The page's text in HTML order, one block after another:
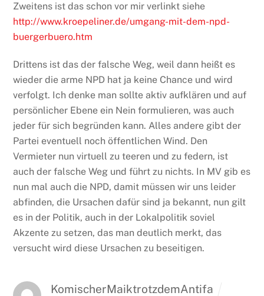
Zweitens ist das schon vor mir verlinkt siehe
http://www.kroepeliner.de/umgang-mit-dem-npd-
buergerbuero.htm
Drittens ist das der falsche Weg, weil dann heißt es
wieder die arme NPD hat ja keine Chance und wird
verfolgt. Ich denke man sollte aktiv aufklären und auf
persönlicher Ebene ein Nein formulieren, was auch
jeder für sich begründen kann. Alles andere gibt der
Partei eventuell noch öffentlichen Wind. Den
Vermieter nun virtuell zu teeren und zu federn, ist
auch der falsche Weg und führt zu nichts. In MV gib es
nun mal auch die NPD, damit müssen wir uns leider
abfinden, die Ursachen dafür sind ja bekannt, nun gilt
es in der Politik, auch in der Lokalpolitik soviel
Akzente zu setzen, das man deutlich merkt, das
versucht wird diese Ursachen zu beseitigen.
KomischerMaiktrotzdemAntifa